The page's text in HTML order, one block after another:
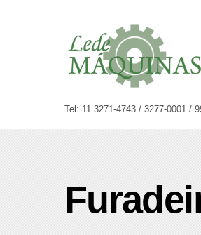
Tel: 11 3271-4743 / 3277-0001 /